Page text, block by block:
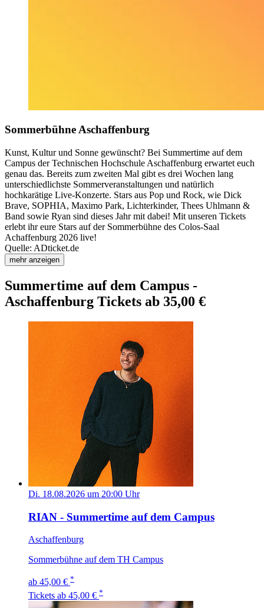
Sommerbühne Aschaffenburg
Kunst, Kultur und Sonne gewünscht? Bei Summertime auf dem
Campus der Technischen Hochschule Aschaffenburg erwartet euch
genau das. Bereits zum zweiten Mal gibt es drei Wochen lang
unterschiedlichste Sommerveranstaltungen und natürlich
hochkarätige Live-Konzerte. Stars aus Pop und Rock, wie Dick
Brave, SOPHIA, Maximo Park, Lichterkinder, Thees Uhlmann &
Band sowie Ryan sind dieses Jahr mit dabei! Mit unseren Tickets
erlebt ihr eure Stars auf der Sommerbühne des Colos-Saal
Achaffenburg 2026 live!
Quelle: ADticket.de
mehr anzeigen
Summertime auf dem Campus -
Aschaffenburg Tickets ab 35,00 €
Di. 18.08.2026 um 20:00 Uhr
RIAN - Summertime auf dem Campus
Aschaffenburg
Sommerbühne auf dem TH Campus
ab 45,00 € *
Tickets ab 45,00 € *